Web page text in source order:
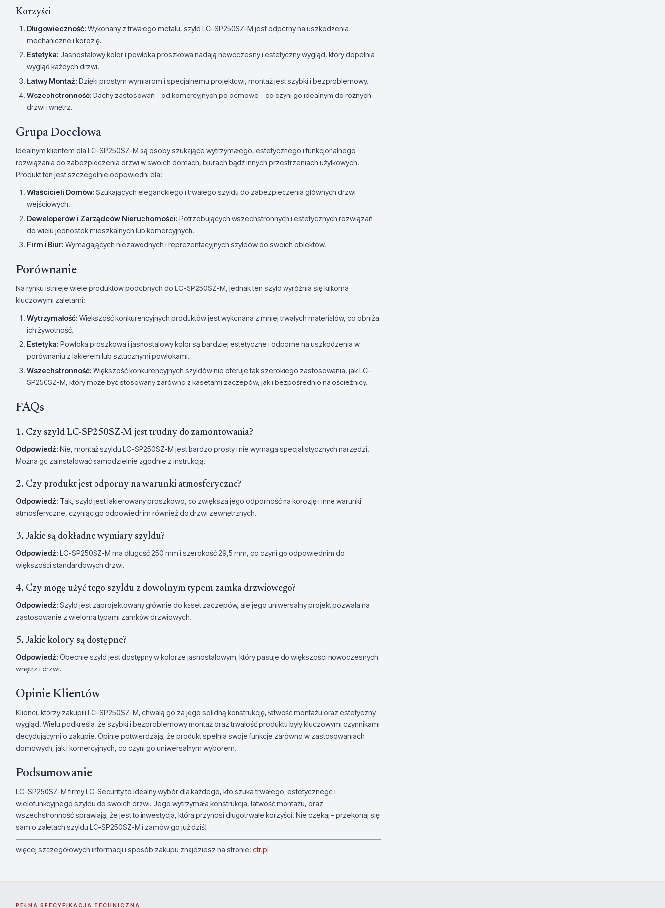
Korzyści
Długowieczność: Wykonany z trwałego metalu, szyld LC-SP250SZ-M jest odporny na uszkodzenia
mechaniczne i korozję.
Estetyka: Jasnostalowy kolor i powłoka proszkowa nadają nowoczesny i estetyczny wygląd, który dopełnia
wygląd każdych drzwi.
Łatwy Montaż: Dzięki prostym wymiarom i specjalnemu projektowi, montaż jest szybki i bezproblemowy.
Wszechstronność: Dachy zastosowań – od komercyjnych po domowe – co czyni go idealnym do różnych
drzwi i wnętrz.
Grupa Docelowa
Idealnym klientem dla LC-SP250SZ-M są osoby szukające wytrzymałego, estetycznego i funkcjonalnego
rozwiązania do zabezpieczenia drzwi w swoich domach, biurach bądź innych przestrzeniach użytkowych.
Produkt ten jest szczególnie odpowiedni dla:
Właścicieli Domów: Szukających eleganckiego i trwałego szyldu do zabezpieczenia głównych drzwi
wejściowych.
Deweloperów i Zarządców Nieruchomości: Potrzebujących wszechstronnych i estetycznych rozwiązań
do wielu jednostek mieszkalnych lub komercyjnych.
Firm i Biur: Wymagających niezawodnych i reprezentacyjnych szyldów do swoich obiektów.
Porównanie
Na rynku istnieje wiele produktów podobnych do LC-SP250SZ-M, jednak ten szyld wyróżnia się kilkoma
kluczowymi zaletami:
Wytrzymałość: Większość konkurencyjnych produktów jest wykonana z mniej trwałych materiałów, co obniża
ich żywotność.
Estetyka: Powłoka proszkowa i jasnostalowy kolor są bardziej estetyczne i odporne na uszkodzenia w
porównaniu z lakierem lub sztucznymi powłokami.
Wszechstronność: Większość konkurencyjnych szyldów nie oferuje tak szerokiego zastosowania, jak LC-
SP250SZ-M, który może być stosowany zarówno z kasetami zaczepów, jak i bezpośrednio na ościeżnicy.
FAQs
1. Czy szyld LC-SP250SZ-M jest trudny do zamontowania?
Odpowiedź: Nie, montaż szyldu LC-SP250SZ-M jest bardzo prosty i nie wymaga specjalistycznych narzędzi.
Można go zainstalować samodzielnie zgodnie z instrukcją.
2. Czy produkt jest odporny na warunki atmosferyczne?
Odpowiedź: Tak, szyld jest lakierowany proszkowo, co zwiększa jego odporność na korozję i inne warunki
atmosferyczne, czyniąc go odpowiednim również do drzwi zewnętrznych.
3. Jakie są dokładne wymiary szyldu?
Odpowiedź: LC-SP250SZ-M ma długość 250 mm i szerokość 29,5 mm, co czyni go odpowiednim do
większości standardowych drzwi.
4. Czy mogę użyć tego szyldu z dowolnym typem zamka drzwiowego?
Odpowiedź: Szyld jest zaprojektowany głównie do kaset zaczepów, ale jego uniwersalny projekt pozwala na
zastosowanie z wieloma typami zamków drzwiowych.
5. Jakie kolory są dostępne?
Odpowiedź: Obecnie szyld jest dostępny w kolorze jasnostalowym, który pasuje do większości nowoczesnych
wnętrz i drzwi.
Opinie Klientów
Klienci, którzy zakupili LC-SP250SZ-M, chwalą go za jego solidną konstrukcję, łatwość montażu oraz estetyczny
wygląd. Wielu podkreśla, że szybki i bezproblemowy montaż oraz trwałość produktu były kluczowymi czynnikami
decydującymi o zakupie. Opinie potwierdzają, że produkt spełnia swoje funkcje zarówno w zastosowaniach
domowych, jak i komercyjnych, co czyni go uniwersalnym wyborem.
Podsumowanie
LC-SP250SZ-M firmy LC-Security to idealny wybór dla każdego, kto szuka trwałego, estetycznego i
wielofunkcyjnego szyldu do swoich drzwi. Jego wytrzymała konstrukcja, łatwość montażu, oraz
wszechstronność sprawiają, że jest to inwestycja, która przynosi długotrwałe korzyści. Nie czekaj – przekonaj się
sam o zaletach szyldu LC-SP250SZ-M i zamów go już dziś!
więcej szczegółowych informacji i sposób zakupu znajdziesz na stronie: ctr.pl
PEŁNA SPECYFIKACJA TECHNICZNA